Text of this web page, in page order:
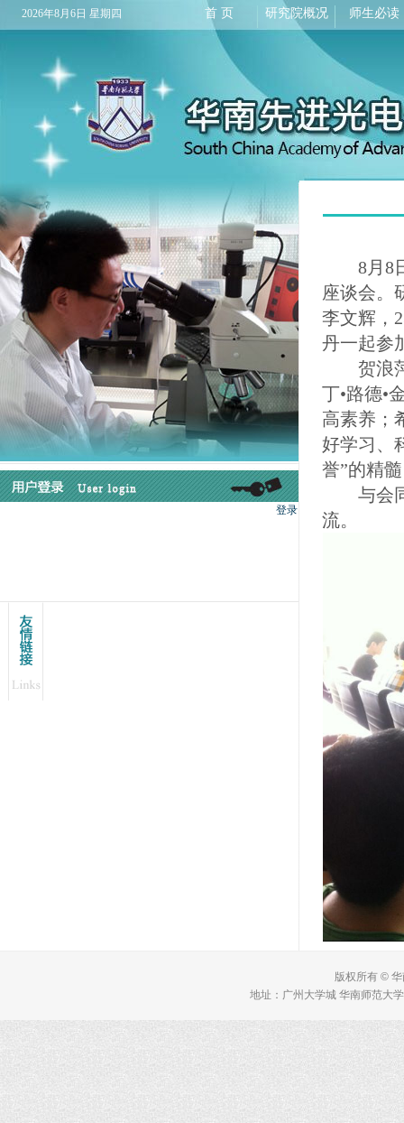
2026年8月6日 星期四 首 页 研究院概况 师生必读
8月8日
座谈会。
李文辉，
丹一起参
贺浪萍
丁•路德•
高素养；
好学习、
誉”的精
与会同
流。
版权所有 ©
地址：广州大学城 华南师范大